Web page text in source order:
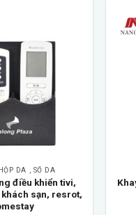
DA , SỔ DA
điều khiển tivi,
sạn, resrot,